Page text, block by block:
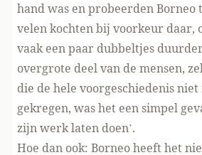
hand was en probeerden Borneo
velen kochten bij voorkeur daar,
vaak een paar dubbeltjes
overgrote deel van de mensen,
die de hele voorgeschiedenis
gekregen, was het een simpel
zijn werk laten doen’.
Hoe dan ook: Borneo heeft het